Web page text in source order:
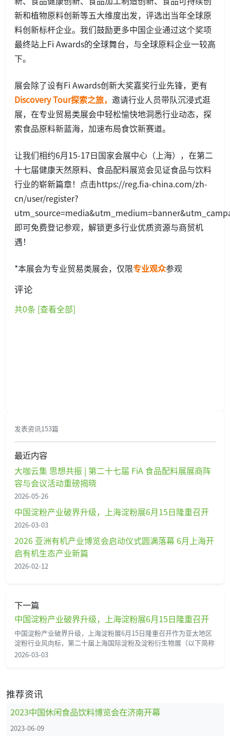
新和植物原料创新等五大维度出发，评选出当年全球原
料创新标杆企业。我们鼓励更多中国企业通过这个奖项
最终站上Fi Awards的全球舞台，与全球原料企业一较高
下。
展会除了设有Fi Awards创新大奖嘉奖行业先锋，更有
Discovery Tour探索之旅， 邀请行业人员带队沉浸式逛
展，在专业贸易类展会中轻松愉快地洞悉行业动态，探
索食品原料新蓝海，加速布局食饮新赛道。
让我们相约6月15-17日国家会展中心（上海），在第二
十七届健康天然原料、食品配料展览会见证食品与饮料
行业的崭新篇章！点击https://reg.fia-china.com/zh-
cn/user/register?
即可免费登记参观，解锁更多行业优质资源与商贸机
遇！
*本展会为专业贸易类展会，仅限专业观众参观
评论
共0条 [查看全部]
发表资讯153篇
最近内容
大咖云集 思想共振 | 第二十七届 FiA 食品配料展展商阵
容与会议活动重磅揭晓
2026-05-26
中国淀粉产业破界升级，上海淀粉展6月15日隆重召开
2026-03-03
2026 亚洲有机产业博览会启动仪式圆满落幕 6月上海开
启有机生态产业新篇
2026-02-12
下一篇
中国淀粉产业破界升级，上海淀粉展6月15日隆重召开
中国淀粉产业破界升级，上海淀粉展6月15日隆重召开作为亚太地区
淀粉行业风向标，第二十届上海国际淀粉及淀粉衍生物展（以下简称
2026-03-03
推荐资讯
2023中国休闲食品饮料博览会在济南开幕
2023-06-09